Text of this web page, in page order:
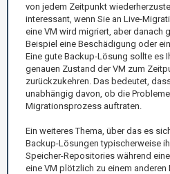
von jedem Zeitpunkt
interessant, wenn Sie an Live-
eine VM wird migriert, aber danach
Beispiel eine Beschädigung oder
Eine gute Backup-Lösung sollte es
genauen Zustand der VM zum
zurückzukehren. Das bedeutet,
unabhängig davon, ob die
Migrationsprozess auftraten.
Ein weiteres Thema, über das es
Backup-Lösungen typischerweise
Speicher-Repositories während
eine VM plötzlich zu einem